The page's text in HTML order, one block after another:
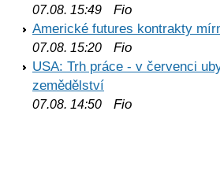
07.08. 15:49 Fio
Americké futures kontrakty
07.08. 15:20 Fio
USA: Trh práce - v červenci
zemědělství
07.08. 14:50 Fio